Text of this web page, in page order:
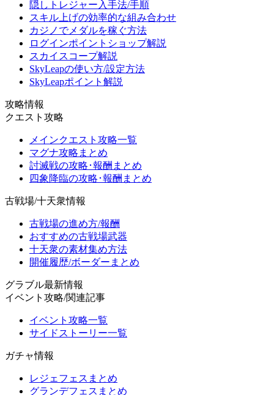
隠しトレジャー入手法/手順
スキル上げの効率的な組み合わせ
カジノでメダルを稼ぐ方法
ログインポイントショップ解説
スカイスコープ解説
SkyLeapの使い方/設定方法
SkyLeapポイント解説
攻略情報
クエスト攻略
メインクエスト攻略一覧
マグナ攻略まとめ
討滅戦の攻略･報酬まとめ
四象降臨の攻略･報酬まとめ
古戦場/十天衆情報
古戦場の進め方/報酬
おすすめの古戦場武器
十天衆の素材集め方法
開催履歴/ボーダーまとめ
グラブル最新情報
イベント攻略/関連記事
イベント攻略一覧
サイドストーリー一覧
ガチャ情報
レジェフェスまとめ
グランデフェスまとめ